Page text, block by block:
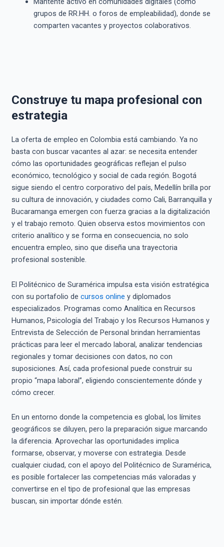
grupos de RR.HH. o foros de empleabilidad), donde se
comparten vacantes y proyectos colaborativos.
Construye tu mapa profesional con
estrategia
La oferta de empleo en Colombia está cambiando. Ya no
basta con buscar vacantes al azar: se necesita entender
cómo las oportunidades geográficas reflejan el pulso
económico, tecnológico y social de cada región. Bogotá
sigue siendo el centro corporativo del país, Medellín brilla por
su cultura de innovación, y ciudades como Cali, Barranquilla y
Bucaramanga emergen con fuerza gracias a la digitalización
y el trabajo remoto. Quien observa estos movimientos con
criterio analítico y se forma en consecuencia, no solo
encuentra empleo, sino que diseña una trayectoria
profesional sostenible.
El Politécnico de Suramérica impulsa esta visión estratégica
con su portafolio de cursos online y diplomados
especializados. Programas como Analítica en Recursos
Humanos, Psicología del Trabajo y los Recursos Humanos y
Entrevista de Selección de Personal brindan herramientas
prácticas para leer el mercado laboral, analizar tendencias
regionales y tomar decisiones con datos, no con
suposiciones. Así, cada profesional puede construir su
propio “mapa laboral”, eligiendo conscientemente dónde y
cómo crecer.
En un entorno donde la competencia es global, los límites
geográficos se diluyen, pero la preparación sigue marcando
la diferencia. Aprovechar las oportunidades implica
formarse, observar, y moverse con estrategia. Desde
cualquier ciudad, con el apoyo del Politécnico de Suramérica,
es posible fortalecer las competencias más valoradas y
convertirse en el tipo de profesional que las empresas
buscan, sin importar dónde estén.